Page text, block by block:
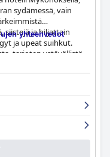
sydämessä, vain
siistejä ja hiljattain
ja upeat suihkut.
tarjoten ystävällistä,
siisteyttä kehutaan
ja tuoreita
Mykonoksen
muutaman minuutin
ja klubeista. Vaikka
sijainti ja hinta-
suositeltavan valinnan
on kehuttu,
yhteenvedot